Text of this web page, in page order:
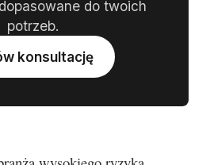
do twoich
potrzeb.
konsultację